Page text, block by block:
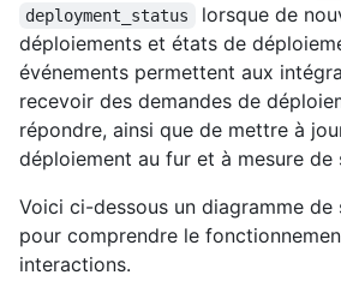
deployment_status
lorsque de
déploiements et états de
événements permettent aux
recevoir des demandes de
répondre, ainsi que de mettre à jour
déploiement au fur et à mesure de
Voici ci-dessous un diagramme de
pour comprendre le
interactions.